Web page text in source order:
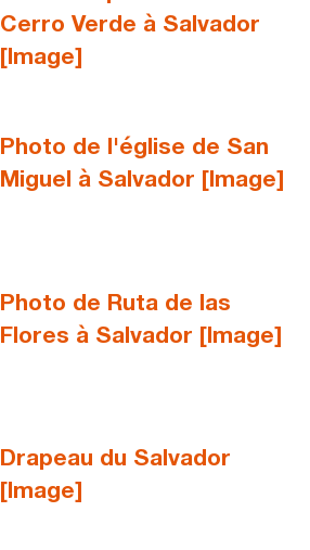
Cerro Verde à Salvador
[Image]
Photo de l'église de San
Miguel à Salvador [Image]
Photo de Ruta de las
Flores à Salvador [Image]
Drapeau du Salvador
[Image]